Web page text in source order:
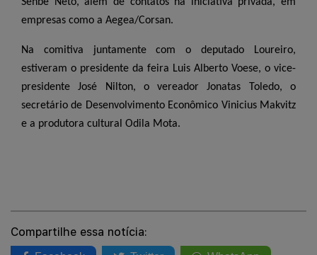
empresas como a Aegea/Corsan.
Na comitiva juntamente com o deputado Loureiro,
estiveram o presidente da feira Luis Alberto Voese, o vice-
presidente José Nilton, o vereador Jonatas Toledo, o
secretário de Desenvolvimento Econômico Vinicius Makvitz
e a produtora cultural Odila Mota.
Compartilhe essa notícia: